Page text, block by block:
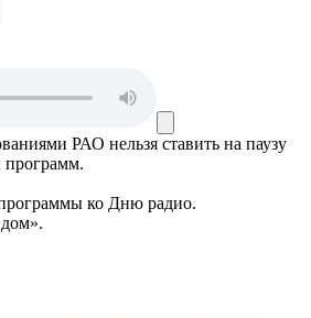
РАО нельзя ставить на паузу
программ.
ко Дню радио.